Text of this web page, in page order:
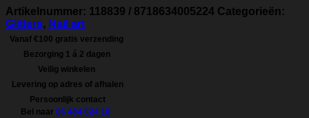
Artikelnummer: 118839 / 8718634005224 Categorieën:
Glitters, Nail art
Vanaf €100 gratis verzending
Bezorging 1 á 2 dagen
Veilig winkelen
Levering op adres of afhalen
Persoonlijk contact
Bel naar 06 484 024 18